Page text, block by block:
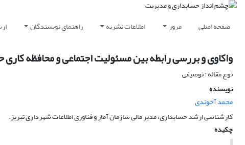
صفحه اصلی مرور اطلاعات نشریه راهنمای نویسندگان
واکاوی و بررسی رابطه بین مسئولیت اجتماعی و محافظه
نوع مقاله : توصیفی
نویسنده
محمد آخوندی
کارشناسی ارشد حسابداری، مدیر مالی سازمان آمار و فناوری اطلاعات شهرداری تبریز.
چکیده